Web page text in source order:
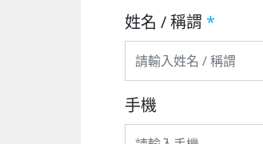
姓名 / 稱謂 *
手機